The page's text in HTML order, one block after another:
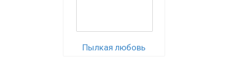
Пылкая любовь